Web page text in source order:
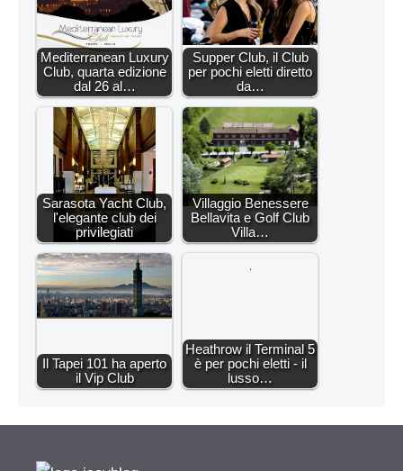
Mediterranean Luxury
Club, quarta edizione
dal 26 al…
Supper Club, il Club
per pochi eletti diretto
da…
Sarasota Yacht Club,
l'elegante club dei
privilegiati
Villaggio Benessere
Bellavita e Golf Club
Villa…
Il Tapei 101 ha aperto
il Vip Club
Heathrow il Terminal 5
è per pochi eletti - il
lusso…